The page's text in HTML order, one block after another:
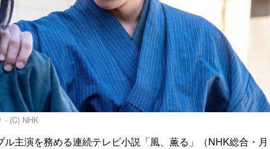
- (C) NHK
ル主演を務める連続テレビ小説「風、薫る」（NHK総合・月